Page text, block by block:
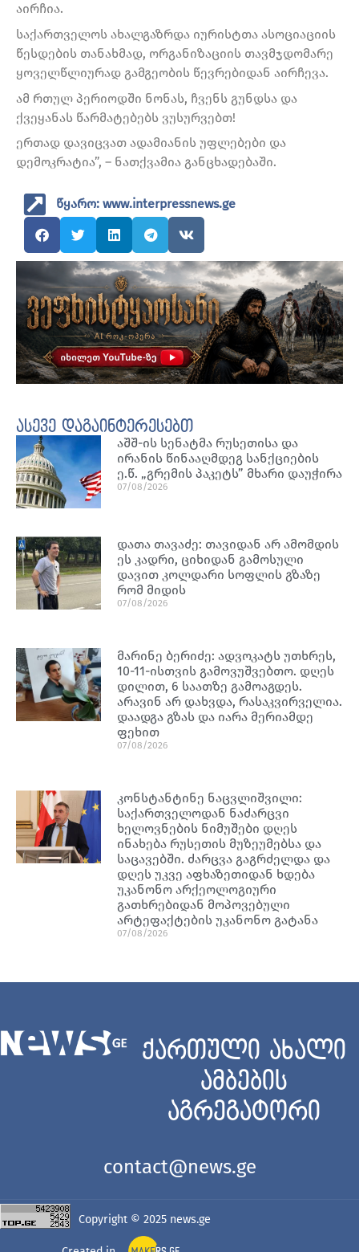
აირჩია.
საქართველოს ახალგაზრდა იურისტთა ასოციაციის
წესდების თანახმად, ორგანიზაციის თავმჯდომარე
ყოველწლიურად გამგეობის წევრებიდან აირჩევა.
ამ რთულ პერიოდში ნონას, ჩვენს გუნდსა და
ქვეყანას წარმატებებს ვუსურვებთ!
ერთად დავიცვათ ადამიანის უფლებები და
დემოკრატია”, – ნათქვამია განცხადებაში.
წყარო: www.interpressnews.ge
ასევე დაგაინტერესებთ
აშშ-ის სენატმა რუსეთისა და
ირანის წინააღმდეგ სანქციების
ე.წ. „გრემის პაკეტს” მხარი დაუჭირა
07/08/2026
დათა თავაძე: თავიდან არ ამომდის
ეს კადრი, ციხიდან გამოსული
დავით კოლდარი სოფლის გზაზე
რომ მიდის
07/08/2026
მარინე ბერიძე: ადვოკატს უთხრეს,
10-11-ისთვის გამოვუშვებთო. დღეს
დილით, 6 საათზე გამოაგდეს.
არავინ არ დახვდა, რასაკვირველია.
დაადგა გზას და იარა მერიამდე
ფეხით
07/08/2026
კონსტანტინე ნაცვლიშვილი:
საქართველოდან ნაძარცვი
ხელოვნების ნიმუშები დღეს
ინახება რუსეთის მუზეუმებსა და
საცავებში. ძარცვა გაგრძელდა და
დღეს უკვე აფხაზეთიდან ხდება
უკანონო არქეოლოგიური
გათხრებიდან მოპოვებული
არტეფაქტების უკანონო გატანა
07/08/2026
ქართული ახალი
ამბების
აგრეგატორი
contact@news.ge
Copyright © 2025 news.ge